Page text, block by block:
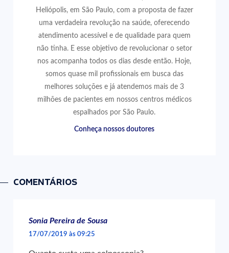
Heliópolis, em São Paulo, com a proposta de fazer
uma verdadeira revolução na saúde, oferecendo
atendimento acessível e de qualidade para quem
não tinha. E esse objetivo de revolucionar o setor
nos acompanha todos os dias desde então. Hoje,
somos quase mil profissionais em busca das
melhores soluções e já atendemos mais de 3
milhões de pacientes em nossos centros médicos
espalhados por São Paulo.
Conheça nossos doutores
COMENTÁRIOS
Sonia Pereira de Sousa
17/07/2019 às 09:25